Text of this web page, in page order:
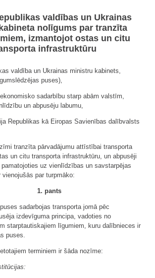
valdības un Ukrainas
nolīgums par tranzīta
izmantojot ostas un citu
infrastruktūru
valdība un Ukrainas ministru kabinets,
puses),
sadarbību starp abām valstīm,
un abpusēju labumu,
Republikas kā Eiropas Savienības dalībvalsts
tranzīta pārvadājumu attīstībai transporta
un citu transporta infrastruktūru, un abpusēji
uz vienlīdzības un savstarpējas
par turpmāko:
1. pants
sadarbojas transporta jomā pēc
izdevīguma principa, vadoties no
starptautiskajiem līgumiem, kuru dalībnieces ir
puses.
terminiem ir šāda nozīme: